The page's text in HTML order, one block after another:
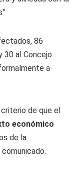
86
30 al Concejo
a
de que el
económico
de la